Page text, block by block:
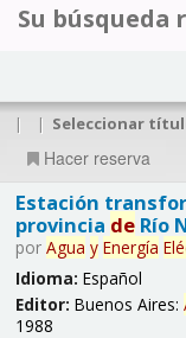
Su búsqueda
| | Seleccionar
Hacer reserva
Estación
provincia deRío
por Agua y Energía
Idioma: Español
Editor: Buenos Aires:
1988